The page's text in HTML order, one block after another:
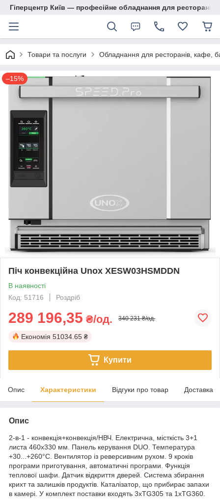
Гіперцентр Київ — професійне обладнання для ресторанів,
Товари та послуги Обладнання для ресторанів, кафе,
–15%
Піч конвекційна Unox XESW03HSMDDN
В наявності
Код: 51716
Роздріб
289 196,35 ₴/од. 340 231 ₴/од.
Економія 51034.65 ₴
Купити
Опис Характеристики Відгуки про товар Доставка
Опис
2-в-1 - конвекція+конвекція/НВЧ. Електрична, місткість 3+1
листа 460х330 мм. Панель керування DUO. Температура
+30...+260°C. Вентилятор із реверсивним рухом. 9 кроків
програми приготування, автоматичні програми. Функція
теплової шафи. Датчик відкриття дверей. Система збирання
крихт та залишків продуктів. Каталізатор, що прибирає запахи
в камері. У комплект поставки входять 3хTG305 та 1хTG360.